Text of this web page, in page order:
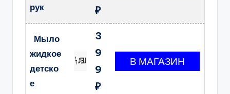
рук
₽
Мыло
жидкое
детско
е
3
9
9
₽